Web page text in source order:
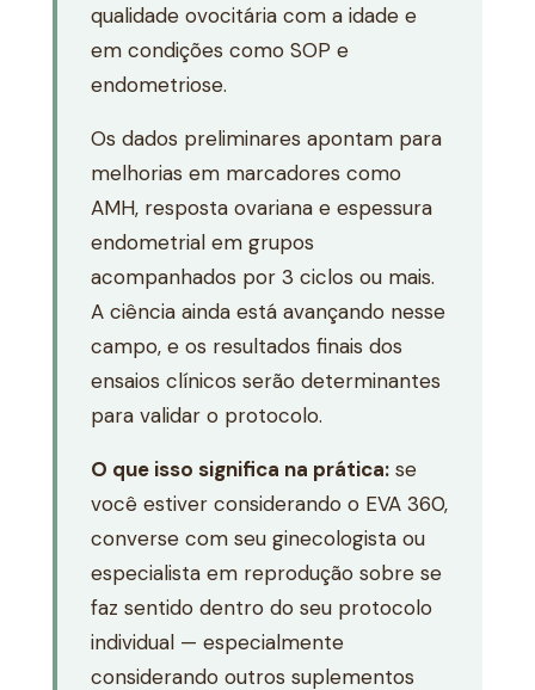
qualidade ovocitária com a idade e
em condições como SOP e
endometriose.
Os dados preliminares apontam para
melhorias em marcadores como
AMH, resposta ovariana e espessura
endometrial em grupos
acompanhados por 3 ciclos ou mais.
A ciência ainda está avançando nesse
campo, e os resultados finais dos
ensaios clínicos serão determinantes
para validar o protocolo.
O que isso significa na prática: se
você estiver considerando o EVA 360,
converse com seu ginecologista ou
especialista em reprodução sobre se
faz sentido dentro do seu protocolo
individual — especialmente
considerando outros suplementos